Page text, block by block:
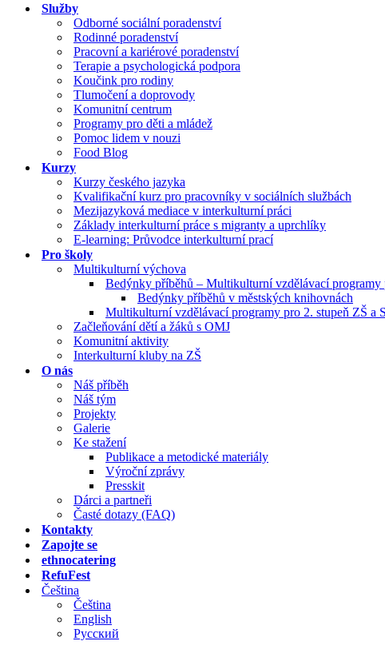
Služby
Odborné sociální poradenství
Rodinné poradenství
Pracovní a kariérové poradenství
Terapie a psychologická podpora
Koučink pro rodiny
Tlumočení a doprovody
Komunitní centrum
Programy pro děti a mládež
Pomoc lidem v nouzi
Food Blog
Kurzy
Kurzy českého jazyka
Kvalifikační kurz pro pracovníky v sociálních službách
Mezijazyková mediace v interkulturní práci
Základy interkulturní práce s migranty a uprchlíky
E-learning: Průvodce interkulturní prací
Pro školy
Multikulturní výchova
Bedýnky příběhů – Multikulturní vzdělávací programy
Bedýnky příběhů v městských knihovnách
Multikulturní vzdělávací programy pro 2. stupeň ZŠ a
Začleňování dětí a žáků s OMJ
Komunitní aktivity
Interkulturní kluby na ZŠ
O nás
Náš příběh
Náš tým
Projekty
Galerie
Ke stažení
Publikace a metodické materiály
Výroční zprávy
Presskit
Dárci a partneři
Časté dotazy (FAQ)
Kontakty
Zapojte se
ethnocatering
RefuFest
Čeština
Čeština
English
Русский